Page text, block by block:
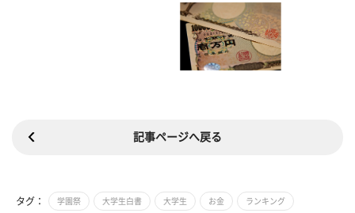
記事ページへ戻る
タグ： 学園祭 大学生白書 大学生 お金 ランキング